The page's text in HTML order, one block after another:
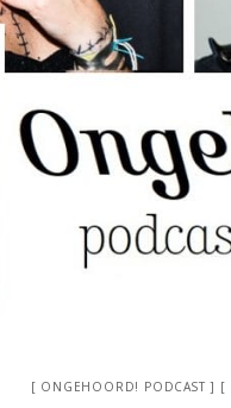
ONGEHOORD! PODCAST